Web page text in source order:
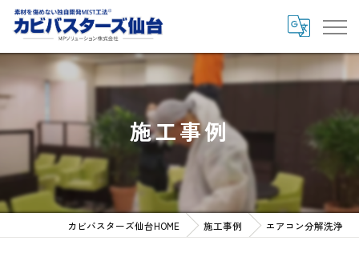
施工事例
カビバスターズ仙台HOME 施工事例 エアコン分解洗浄